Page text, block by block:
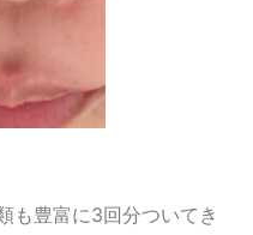
も豊富に3回分ついてき